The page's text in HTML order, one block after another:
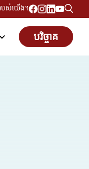
បស់យើង។
បរិច្ចាគ